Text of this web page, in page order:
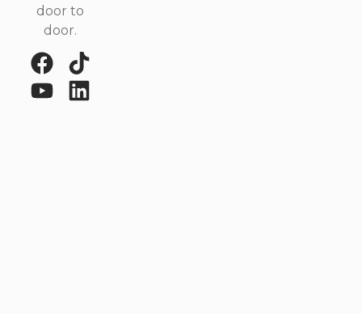
door to
door.